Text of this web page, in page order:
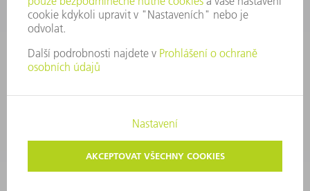
Po - pá 8:00 - 16:00
nastroje@trumpf.com
OCHRANA DAT
AUTORSKÉ A ZNÁMKOVÉ PRÁVO
PODMÍNKY UŽITÍ